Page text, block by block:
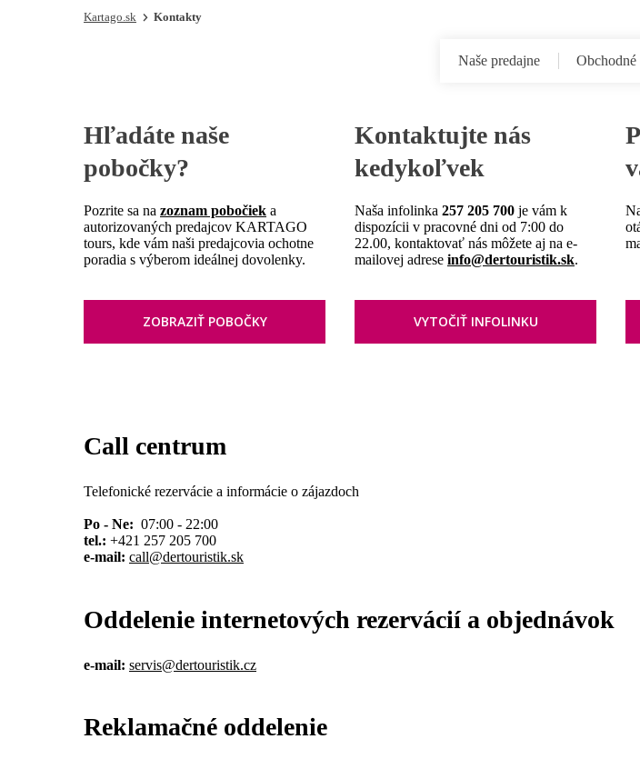
Kartago.sk Kontakty
Naše predajne Obchodné
Hľadáte naše
pobočky?
Pozrite sa na zoznam pobočiek a
autorizovaných predajcov KARTAGO
tours, kde vám naši predajcovia ochotne
poradia s výberom ideálnej dovolenky.
ZOBRAZIŤ POBOČKY
Kontaktujte nás
kedykoľvek
Naša infolinka 257 205 700 je vám k
dispozícii v pracovné dni od 7:00 do
22.00, kontaktovať nás môžete aj na e-
mailovej adrese info@dertouristik.sk.
VYTOČIŤ INFOLINKU
Call centrum
Telefonické rezervácie a informácie o zájazdoch
Po - Ne: 07:00 - 22:00
tel.: +421 257 205 700
e-mail: call@dertouristik.sk
Oddelenie internetových rezervácií a objednávok
e-mail: servis@dertouristik.cz
Reklamačné oddelenie